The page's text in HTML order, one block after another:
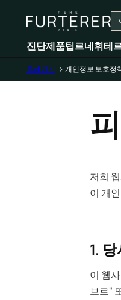
진단제품팁르네휘테
홈페이지 개인정보 보호정
저희
이 개
1.
이 웹
브르"